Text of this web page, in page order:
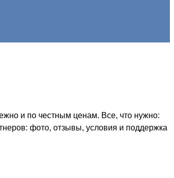
и по честным ценам. Все, что нужно:
фото, отзывы, условия и поддержка